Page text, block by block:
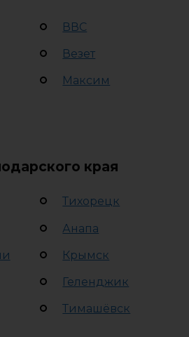
ВВС
Везет
Максим
края
Тихорецк
Анапа
Крымск
Геленджик
Тимашёвск